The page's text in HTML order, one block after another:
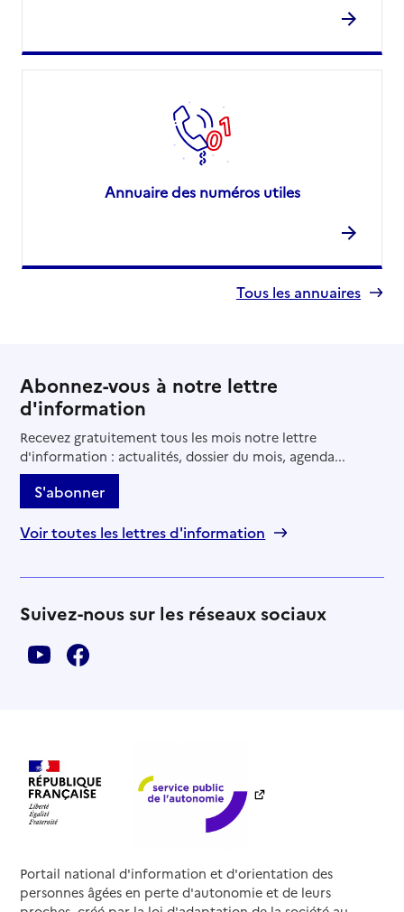
Annuaire des numéros utiles
Tous les annuaires
Abonnez-vous à notre lettre
d'information
Recevez gratuitement tous les mois notre lettre
d'information : actualités, dossier du mois, agenda...
S'abonner
Voir toutes les lettres d'information
Suivez-nous sur les réseaux sociaux
Portail national d'information et d'orientation des
personnes âgées en perte d'autonomie et de leurs